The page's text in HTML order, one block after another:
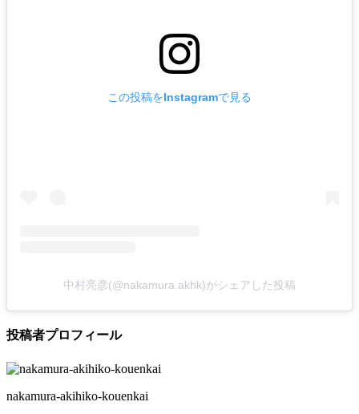
この投稿をInstagramで見る
中村亮彦(@nakamura.akhk)がシェアした投稿
投稿者プロフィール
nakamura-akihiko-kouenkai